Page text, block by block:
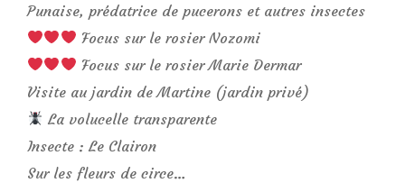
Punaise, prédatrice de pucerons et autres insectes
Focus sur le rosier Nozomi
Focus sur le rosier Marie Dermar
Visite au jardin de Martine (jardin privé)
La volucelle transparente
Insecte : Le Clairon
Sur les fleurs de circe…